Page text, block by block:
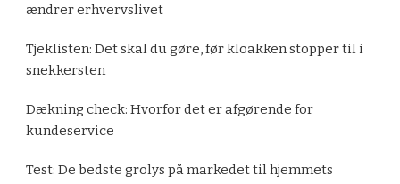
ændrer erhvervslivet
Tjeklisten: Det skal du gøre, før kloakken stopper til i
snekkersten
Dækning check: Hvorfor det er afgørende for
kundeservice
Test: De bedste grolys på markedet til hjemmets